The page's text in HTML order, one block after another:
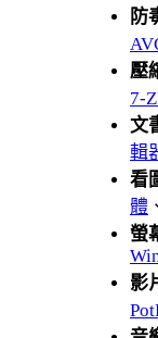
防
壓
7-
文
輯
看
體
螢
影